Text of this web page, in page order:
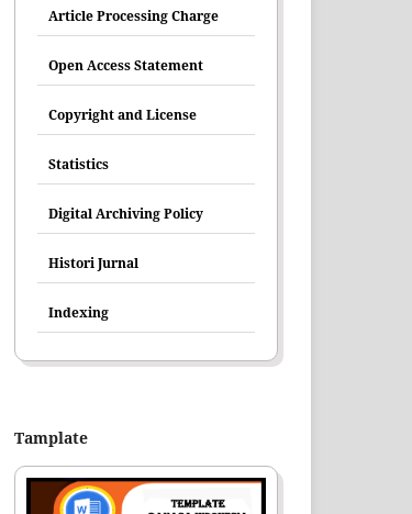
Article Processing Charge
Open Access Statement
Copyright and License
Statistics
Digital Archiving Policy
Histori Jurnal
Indexing
Tamplate